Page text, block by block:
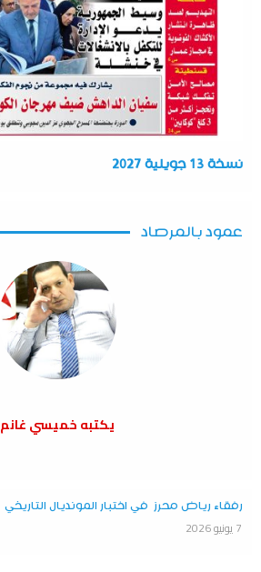
نسخة 13 جويلية 2027
عمود بالمرصاد
يكتبه خميسي غانم
رفقاء رياض محرز في اختبار المونديال التاريخي
7 يونيو 2026